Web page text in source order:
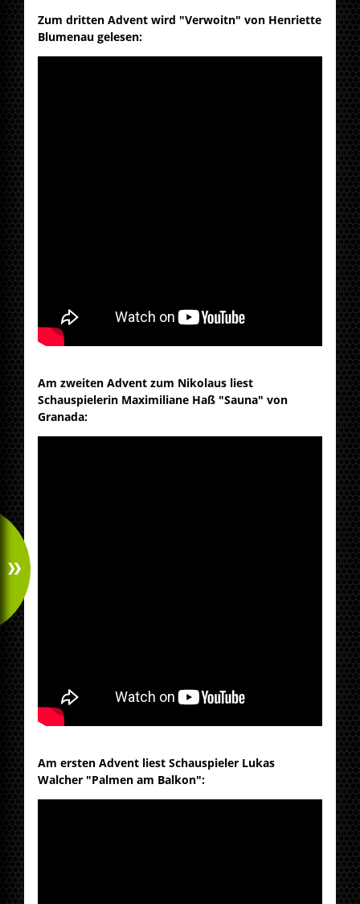
Zum dritten Advent wird "Verwoitn" von Henriette
Blumenau gelesen:
Am zweiten Advent zum Nikolaus liest
Schauspielerin Maximiliane Haß "Sauna" von
Granada:
Am ersten Advent liest Schauspieler Lukas
Walcher "Palmen am Balkon":